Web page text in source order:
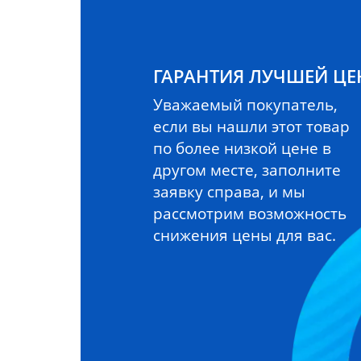
ГАРАНТИЯ ЛУЧШЕЙ
Уважаемый покупатель,
если вы нашли этот товар
по более низкой цене в
другом месте, заполните
заявку справа, и мы
рассмотрим возможность
снижения цены для вас.